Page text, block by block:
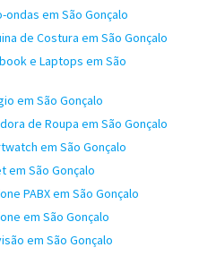
em São Gonçalo
de Costura em São Gonçalo
e Laptops em São
em São Gonçalo
de Roupa em São Gonçalo
em São Gonçalo
em São Gonçalo
PABX em São Gonçalo
em São Gonçalo
em São Gonçalo